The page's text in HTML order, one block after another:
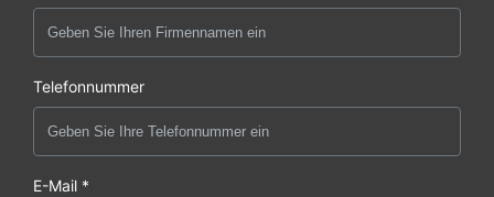
Telefonnummer
E-Mail *